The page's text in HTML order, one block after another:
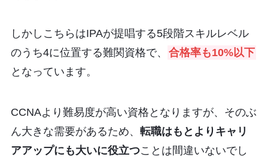
しかしこちらはIPAが提唱する5段階スキルレベル
のうち4に位置する難関資格で、
合格率も10%以下
となっています。
CCNAより難易度が高い資格となりますが、そのぶ
ん大きな需要があるため、 転職はもとよりキャリ
アアップにも大いに役立つことは間違いないでし